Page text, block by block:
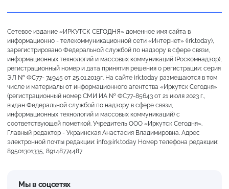
Сетевое издание «ИРКУТСК СЕГОДНЯ» доменное имя сайта в
информационно - телекоммуникационной сети «Интернет» (irk.today),
зарегистрировано Федеральной службой по надзору в сфере связи,
информационных технологий и массовых коммуникаций (Роскомнадзор),
регистрационный номер и дата принятия решения о регистрации: серия
ЭЛ № ФС77- 74945 от 25.01.2019г. На сайте irk.today размещаются в том
числе и материалы от информационного агентства «Иркутск Сегодня»
(регистрационный номер СМИ ИА № ФС77-85643 от 21 июля 2023 г.,
выдан Федеральной службой по надзору в сфере связи,
информационных технологий и массовых коммуникаций) с
соответствующей пометкой. Учредитель ООО «Иркутск Сегодня».
Главный редактор - Украинская Анастасия Владимировна. Адрес
электронной почты редакции: info@irk.today Номер телефона редакции:
89501301335, 89148774487
Мы в соцсетях